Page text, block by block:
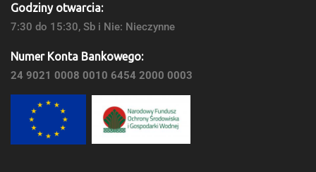
Godziny otwarcia:
7:30 do 15:30, Sb i Nie: Nieczynne
Numer Konta Bankowego:
24 9021 0008 0010 6454 2000 0003